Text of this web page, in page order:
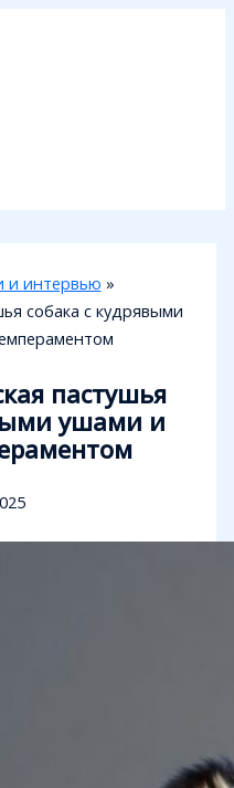
и интервью
собака с кудрявыми
пастушья
ушами и